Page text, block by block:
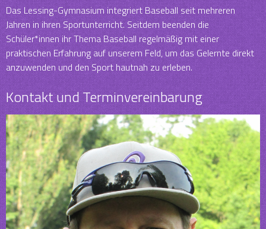
Das Lessing-Gymnasium integriert Baseball seit mehreren
Jahren in ihren Sportunterricht. Seitdem beenden die
Schüler*innen ihr Thema Baseball regelmäßig mit einer
praktischen Erfahrung auf unserem Feld, um das Gelernte direkt
anzuwenden und den Sport hautnah zu erleben.
Kontakt und Terminvereinbarung